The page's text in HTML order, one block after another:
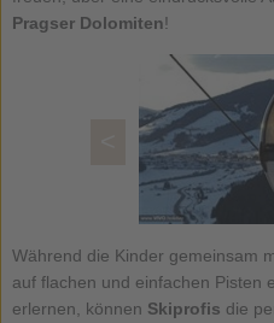
Pragser Dolomiten!
Während die Kinder gemeinsam
auf flachen und einfachen Pisten
erlernen, können Skiprofis die